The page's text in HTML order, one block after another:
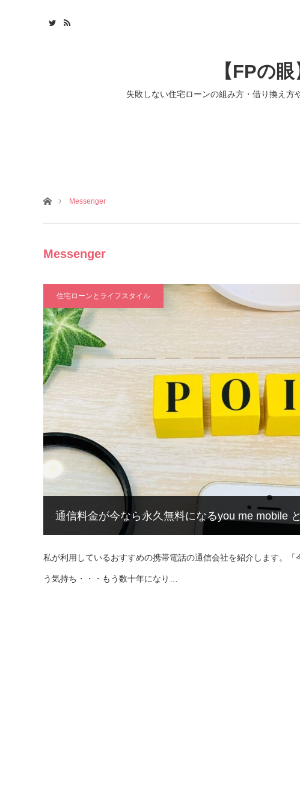
【FPの
失敗しない住宅ローンの組み方・借り換え
ホームMessenger
Messenger
住宅ローンとライフスタイル
通信料金が今なら永久無料になるyou me mobile
私が利用しているおすすめの携帯電話の通信会社を紹介します。
う気持ち・・・もう数十年になり…